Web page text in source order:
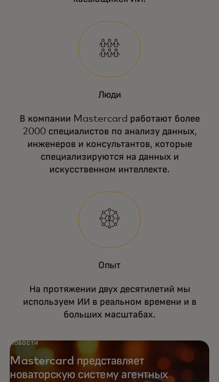
Люди
В компании Mastercard работают более
2000 специалистов по анализу данных,
инженеров и консультантов, которые
специализируются на данных и
искусственном интеллекте.
Опыт
На протяжении двух десятилетий мы
используем ИИ в реальном времени и в
больших масштабах.
НОВОСТИ
Mastercard представляет
новаторскую систему агентных